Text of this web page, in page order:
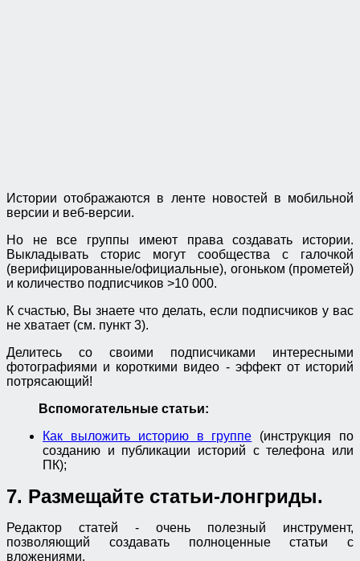
Истории отображаются в ленте новостей в мобильной
версии и веб-версии.
Но не все группы имеют права создавать истории.
Выкладывать сторис могут сообщества с галочкой
(верифицированные/официальные), огоньком (прометей)
и количество подписчиков >10 000.
К счастью, Вы знаете что делать, если подписчиков у вас
не хватает (см. пункт 3).
Делитесь со своими подписчиками интересными
фотографиями и короткими видео - эффект от историй
потрясающий!
Вспомогательные статьи:
Как выложить историю в группе (инструкция по
созданию и публикации историй с телефона или
ПК);
7. Размещайте статьи-лонгриды.
Редактор статей - очень полезный инструмент,
позволяющий создавать полноценные статьи с
вложениями.